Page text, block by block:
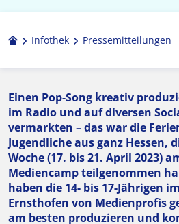
Infothek Pressemitteilungen
Einen Pop-Song kreativ
im Radio und auf diversen
vermarkten – das war die
Jugendliche aus ganz Hessen,
Woche (17. bis 21. April 2023)
Mediencamp teilgenommen
haben die 14- bis 17-Jährigen
Ernsthofen von Medienprofis
am besten produzieren und